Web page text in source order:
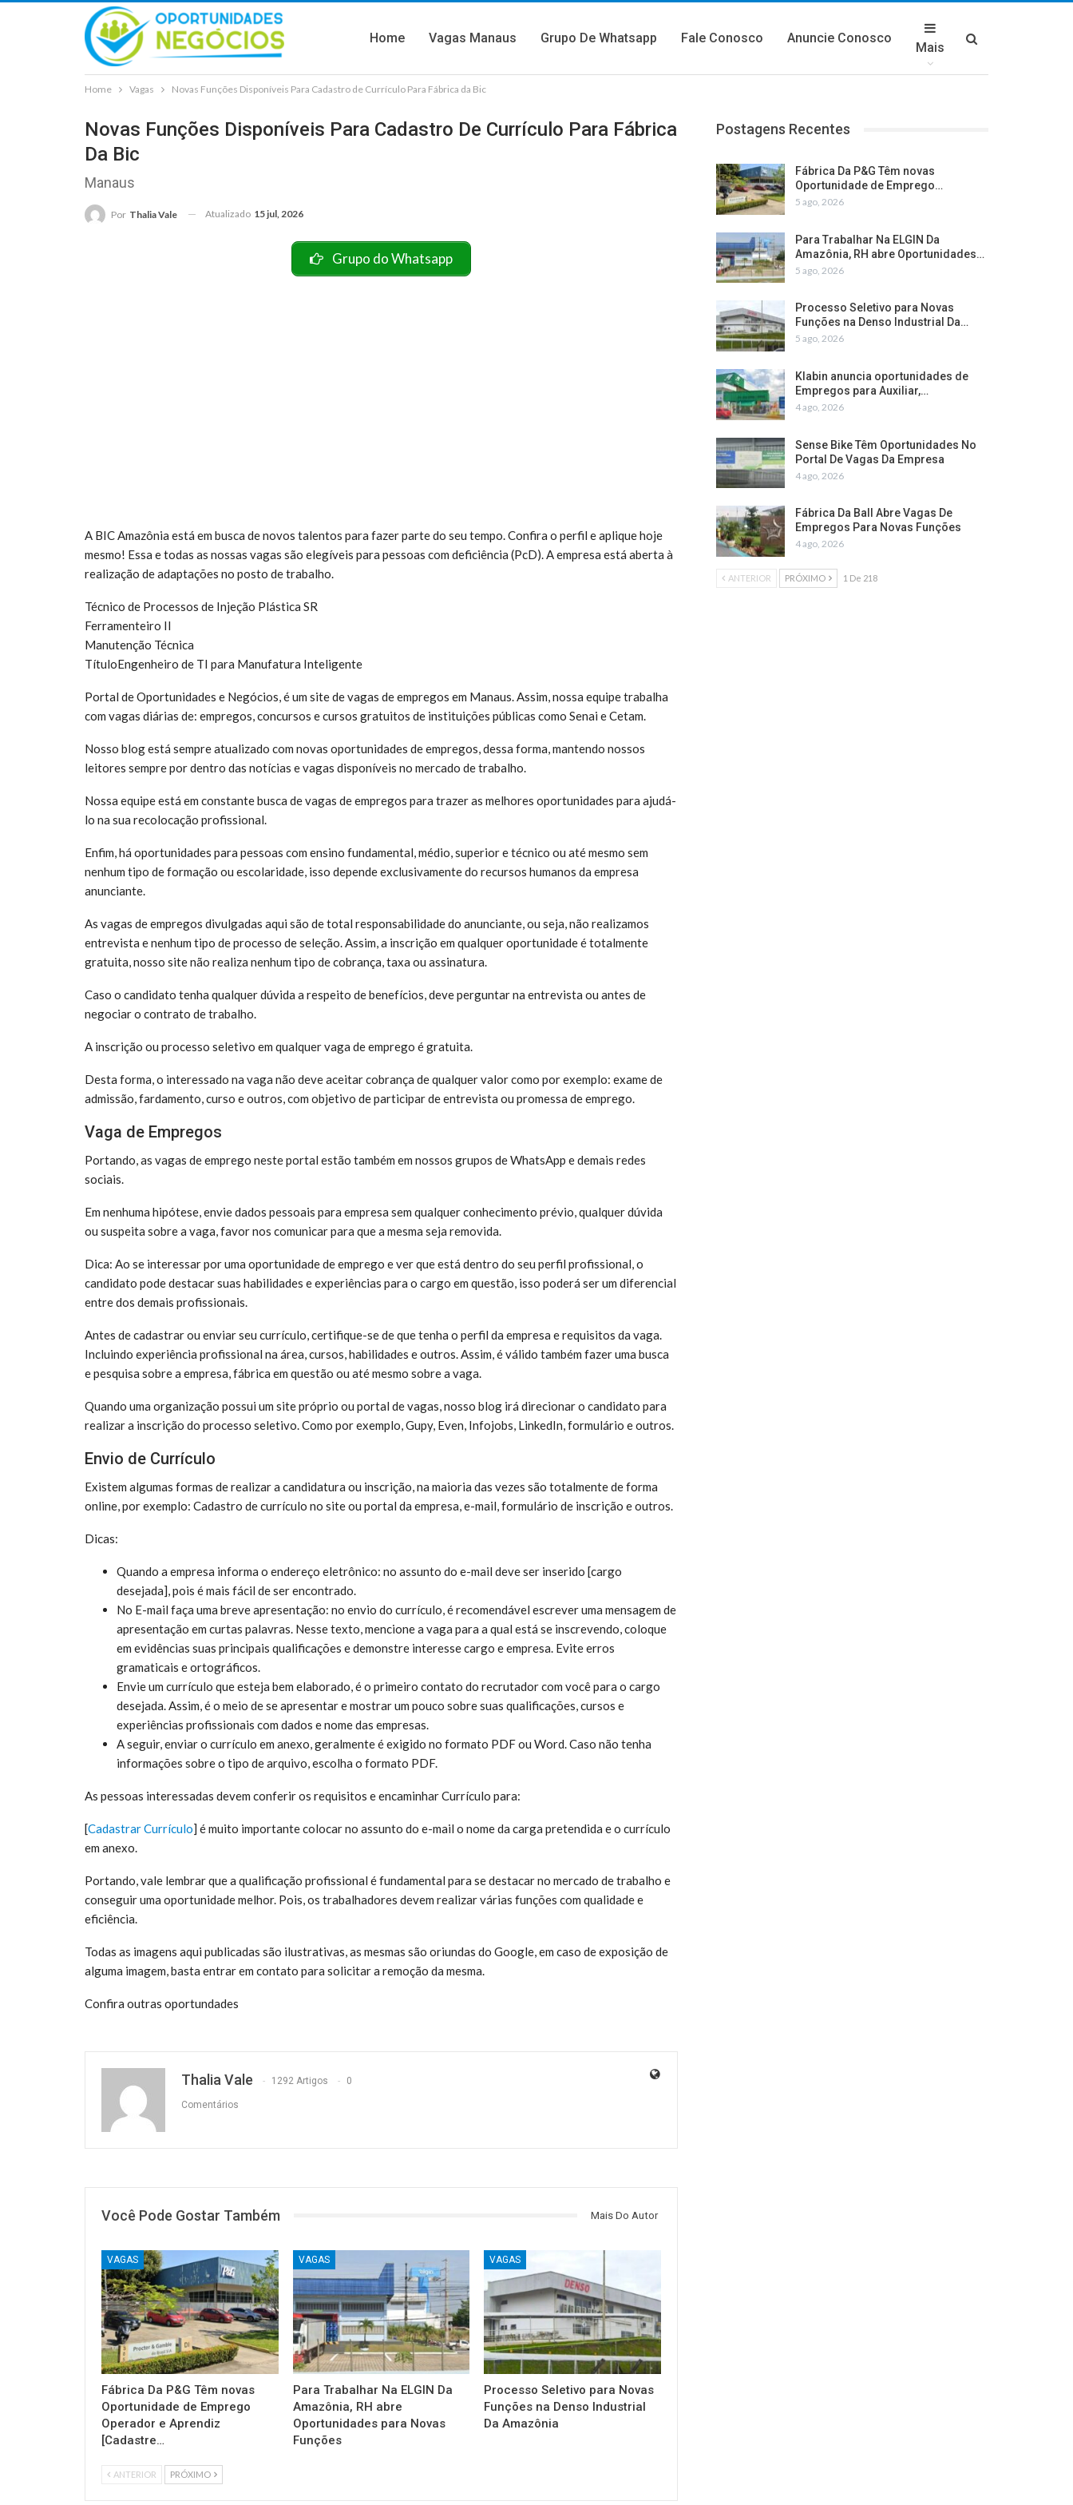
Home Vagas Manaus Grupo De Whatsapp Fale Conosco Anuncie Conosco
Mais
Home Vagas Novas Funções Disponíveis Para Cadastro de Currículo Para Fábrica da Bic
Novas Funções Disponíveis Para Cadastro De Currículo Para Fábrica
Da Bic
Manaus
Por Thalia Vale Atualizado 15 jul, 2026
Grupo do Whatsapp
A BIC Amazônia está em busca de novos talentos para fazer parte do seu tempo. Confira o perfil e aplique hoje
mesmo! Essa e todas as nossas vagas são elegíveis para pessoas com deficiência (PcD). A empresa está aberta à
realização de adaptações no posto de trabalho.
Técnico de Processos de Injeção Plástica SR
Ferramenteiro II
Manutenção Técnica
TítuloEngenheiro de TI para Manufatura Inteligente
Portal de Oportunidades e Negócios, é um site de vagas de empregos em Manaus. Assim, nossa equipe trabalha
com vagas diárias de: empregos, concursos e cursos gratuitos de instituições públicas como Senai e Cetam.
Nosso blog está sempre atualizado com novas oportunidades de empregos, dessa forma, mantendo nossos
leitores sempre por dentro das notícias e vagas disponíveis no mercado de trabalho.
Nossa equipe está em constante busca de vagas de empregos para trazer as melhores oportunidades para ajudá-
lo na sua recolocação profissional.
Enfim, há oportunidades para pessoas com ensino fundamental, médio, superior e técnico ou até mesmo sem
nenhum tipo de formação ou escolaridade, isso depende exclusivamente do recursos humanos da empresa
anunciante.
As vagas de empregos divulgadas aqui são de total responsabilidade do anunciante, ou seja, não realizamos
entrevista e nenhum tipo de processo de seleção. Assim, a inscrição em qualquer oportunidade é totalmente
gratuita, nosso site não realiza nenhum tipo de cobrança, taxa ou assinatura.
Caso o candidato tenha qualquer dúvida a respeito de benefícios, deve perguntar na entrevista ou antes de
negociar o contrato de trabalho.
A inscrição ou processo seletivo em qualquer vaga de emprego é gratuita.
Desta forma, o interessado na vaga não deve aceitar cobrança de qualquer valor como por exemplo: exame de
admissão, fardamento, curso e outros, com objetivo de participar de entrevista ou promessa de emprego.
Vaga de Empregos
Portando, as vagas de emprego neste portal estão também em nossos grupos de WhatsApp e demais redes
sociais.
Em nenhuma hipótese, envie dados pessoais para empresa sem qualquer conhecimento prévio, qualquer dúvida
ou suspeita sobre a vaga, favor nos comunicar para que a mesma seja removida.
Dica: Ao se interessar por uma oportunidade de emprego e ver que está dentro do seu perfil profissional, o
candidato pode destacar suas habilidades e experiências para o cargo em questão, isso poderá ser um diferencial
entre dos demais profissionais.
Antes de cadastrar ou enviar seu currículo, certifique-se de que tenha o perfil da empresa e requisitos da vaga.
Incluindo experiência profissional na área, cursos, habilidades e outros. Assim, é válido também fazer uma busca
e pesquisa sobre a empresa, fábrica em questão ou até mesmo sobre a vaga.
Quando uma organização possui um site próprio ou portal de vagas, nosso blog irá direcionar o candidato para
realizar a inscrição do processo seletivo. Como por exemplo, Gupy, Even, Infojobs, LinkedIn, formulário e outros.
Envio de Currículo
Existem algumas formas de realizar a candidatura ou inscrição, na maioria das vezes são totalmente de forma
online, por exemplo: Cadastro de currículo no site ou portal da empresa, e-mail, formulário de inscrição e outros.
Dicas:
Quando a empresa informa o endereço eletrônico: no assunto do e-mail deve ser inserido [cargo
desejada], pois é mais fácil de ser encontrado.
No E-mail faça uma breve apresentação: no envio do currículo, é recomendável escrever uma mensagem de
apresentação em curtas palavras. Nesse texto, mencione a vaga para a qual está se inscrevendo, coloque
em evidências suas principais qualificações e demonstre interesse cargo e empresa. Evite erros
gramaticais e ortográficos.
Envie um currículo que esteja bem elaborado, é o primeiro contato do recrutador com você para o cargo
desejada. Assim, é o meio de se apresentar e mostrar um pouco sobre suas qualificações, cursos e
experiências profissionais com dados e nome das empresas.
A seguir, enviar o currículo em anexo, geralmente é exigido no formato PDF ou Word. Caso não tenha
informações sobre o tipo de arquivo, escolha o formato PDF.
As pessoas interessadas devem conferir os requisitos e encaminhar Currículo para:
[Cadastrar Currículo] é muito importante colocar no assunto do e-mail o nome da carga pretendida e o currículo
em anexo.
Portando, vale lembrar que a qualificação profissional é fundamental para se destacar no mercado de trabalho e
conseguir uma oportunidade melhor. Pois, os trabalhadores devem realizar várias funções com qualidade e
eficiência.
Todas as imagens aqui publicadas são ilustrativas, as mesmas são oriundas do Google, em caso de exposição de
alguma imagem, basta entrar em contato para solicitar a remoção da mesma.
Confira outras oportundades
Thalia Vale 1292 Artigos 0
Comentários
Você Pode Gostar Também Mais Do Autor
VAGAS
Fábrica Da P&G Têm novas
Oportunidade de Emprego
Operador e Aprendiz
[Cadastre…
VAGAS
Para Trabalhar Na ELGIN Da
Amazônia, RH abre
Oportunidades para Novas
Funções
VAGAS
Processo Seletivo para Novas
Funções na Denso Industrial
Da Amazônia
ANTERIOR PRÓXIMO
Postagens Recentes
Fábrica Da P&G Têm novas
Oportunidade de Emprego…
5 ago, 2026
Para Trabalhar Na ELGIN Da
Amazônia, RH abre Oportunidades…
5 ago, 2026
Processo Seletivo para Novas
Funções na Denso Industrial Da…
5 ago, 2026
Klabin anuncia oportunidades de
Empregos para Auxiliar,…
4 ago, 2026
Sense Bike Têm Oportunidades No
Portal De Vagas Da Empresa
4 ago, 2026
Fábrica Da Ball Abre Vagas De
Empregos Para Novas Funções
4 ago, 2026
ANTERIOR PRÓXIMO 1 De 218